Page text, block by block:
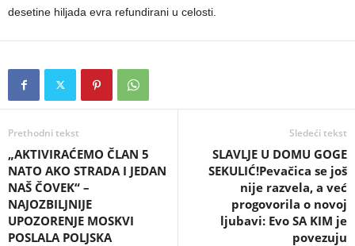
desetine hiljada evra refundirani u celosti.
Prethodni tekst
„AKTIVIRAĆEMO ČLAN 5
NATO AKO STRADA I JEDAN
NAŠ ČOVEK“ –
NAJOZBILJNIJE
UPOZORENJE MOSKVI
POSLALA POLJSKA
Sledeći tekst
SLAVLJE U DOMU GOGE
SEKULIĆ!Pevačica se još
nije razvela, a već
progovorila o novoj
ljubavi: Evo SA KIM je
povezuju